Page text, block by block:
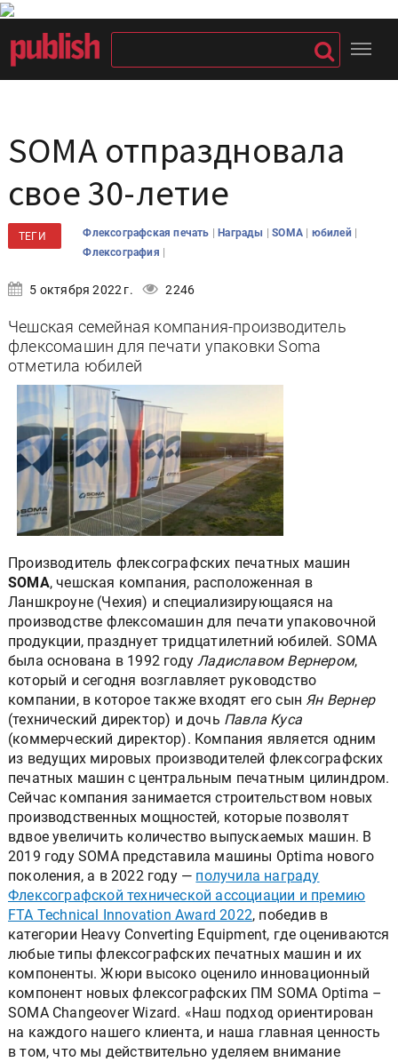
SOMA отпраздновала
свое 30-летие
ТЕГИ Флексографская печать |Награды |SOMA | юбилей |
Флексография |
5 октября 2022 г. 2246
Чешская семейная компания-производитель
флексомашин для печати упаковки Soma
отметила юбилей
Производитель флексографских печатных машин
SOMA, чешская компания, расположенная в
Ланшкроуне (Чехия) и специализирующаяся на
производстве флексомашин для печати упаковочной
продукции, празднует тридцатилетний юбилей. SOMA
была основана в 1992 годуЛадиславом Вернером,
который и сегодня возглавляет руководство
компании, в которое также входят его сын Ян Вернер
(технический директор) и дочь Павла Куса
(коммерческий директор). Компания является одним
из ведущих мировых производителей флексографских
печатных машин с центральным печатным цилиндром.
Сейчас компания занимается строительством новых
производственных мощностей, которые позволят
вдвое увеличить количество выпускаемых машин. В
2019 году SOMA представила машины Optima нового
поколения, а в 2022 году — получила награду
Флексографской технической ассоциации и премию
FTA Technical Innovation Award 2022, победив в
категории Heavy Converting Equipment, где оцениваются
любые типы флексографских печатных машин и их
компоненты. Жюри высоко оценило инновационный
компонент новых флексографских ПМ SOMA Optima –
SOMA Changeover Wizard. «Наш подход ориентирован
на каждого нашего клиента, и наша главная ценность
в том, что мы действительно уделяем внимание